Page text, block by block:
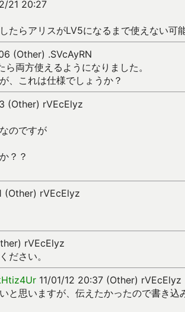
21 20:27
たらアリスがLV5になるまで使えない可
(Other) .SVcAyRN
両方使えるようになりました。
、これは仕様でしょうか？
(Other) rVEcElyz
のですが
？？
(Other) rVEcElyz
rVEcElyz
ださい。
11/01/12 20:37 (Other) rVEcElyz
と思いますが、伝えたかったので書き込